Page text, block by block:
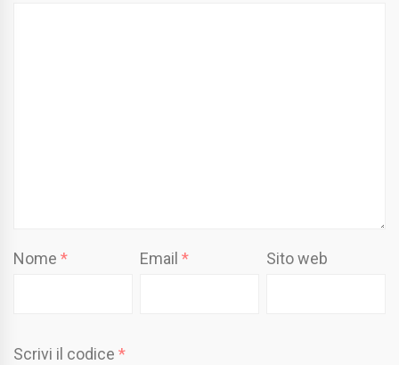
Nome * Email* Sito web
Scrivi il codice *